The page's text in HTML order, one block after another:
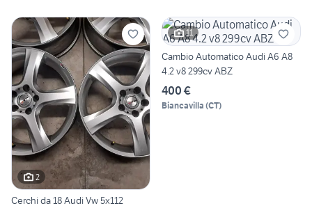
2
Cerchi da 18 Audi Vw 5x112
11
Cambio Automatico Audi A6 A8
4.2 v8 299cv ABZ
400 €
Biancavilla (CT)